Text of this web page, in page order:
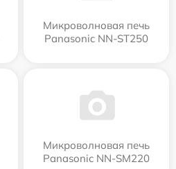
Микроволновая печь
Panasonic NN-ST250
Микроволновая печь
Panasonic NN-SM220